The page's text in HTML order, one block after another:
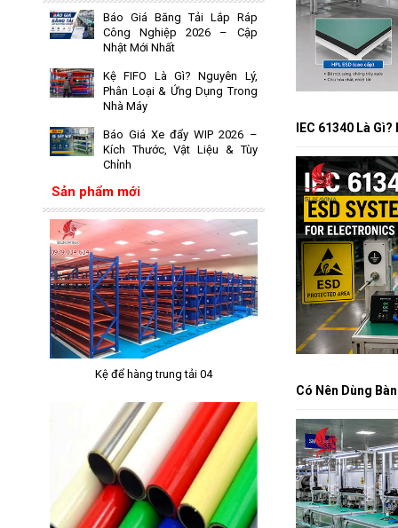
IEC 61340 Là
Có Nên Dùng
Báo Giá Băng Tải Lắp Ráp
Công Nghiệp 2026 – Cập
Nhật Mới Nhất
Kệ FIFO Là Gì? Nguyên Lý,
Phân Loại & Ứng Dụng Trong
Nhà Máy
Báo Giá Xe đẩy WIP 2026 –
Kích Thước, Vật Liệu & Tùy
Chỉnh
Sản phẩm mới
Kệ để hàng trung tải 04